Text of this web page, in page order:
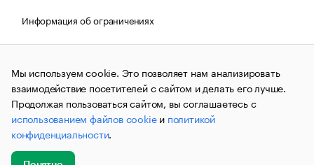
Информация об ограничениях
Правовая информация
О соблюдении авторских прав
© АО «РОСБИЗНЕСКОНСАЛТИНГ»,1995–2026.Сообщения
и материалы информационного агентства «РБК»
(зарегистрировано Федеральной службой по надзору в сфере
связи, информационных технологий и массовых
коммуникаций (Роскомнадзор) 09.12.2015 за номером ИА
№ФС77-63848) сопровождаются пометкой «РБК». Отдельные
публикации могут содержать информацию,
не предназначенную для пользователей
Мы используем cookie. Это позволяет нам анализировать
взаимодействие посетителей с сайтом и делать его лучше.
Продолжая пользоваться сайтом, вы соглашаетесь с
использованием файлов cookieи политикой
конфиденциальности.